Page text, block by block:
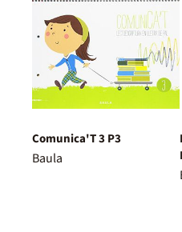
Comunica'T 3 P3
Baula